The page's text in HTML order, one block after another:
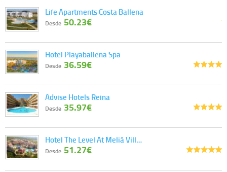
Life Apartments Costa Ballena
Desde 50.23€
Hotel Playaballena Spa
Desde 36.59€
Advise Hotels Reina
Desde 35.97€
Hotel The Level At Meliá Vill…
Desde 51.27€